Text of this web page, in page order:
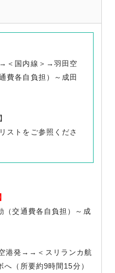
→＜国内線＞→羽田空
費各自負担）～成田
ストをご参照くださ
（交通費各自負担）～成
港発→→＜スリランカ航
（所要約9時間15分）